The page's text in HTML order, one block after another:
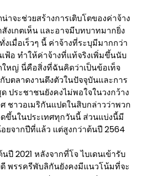
าจะช่วยสร้างการเติบโตของค่าจ้าง
งเกตเห็น และอาจมีบทบาทมากยิ่ง
เมื่อเร็วๆ นี้ ค่าจ้างที่ระบุมีมากกว่า
ฟ้อ ทำให้ค่าจ้างที่แท้จริงเพิ่มขึ้นนับ
ใหญ่ นี่คือสิ่งที่ฉันคิดว่าเป็นข้อเท็จ
บตลาดงานตึงตัวในปัจจุบันและการ
ประชาชนยังคงไม่พอใจในวงกว้าง
ชาวอเมริกันแปดในสิบกล่าวว่าพวก
ดขึ้นในประเทศทุกวันนี้ ส่วนแบ่งนี้มี
ยจากปีที่แล้ว แต่สูงกว่าต้นปี 2564
ปี 2021 หลังจากที่โจ ไบเดนเข้ารับ
พรรครีพับลิกันยังคงมีแนวโน้มที่จะ